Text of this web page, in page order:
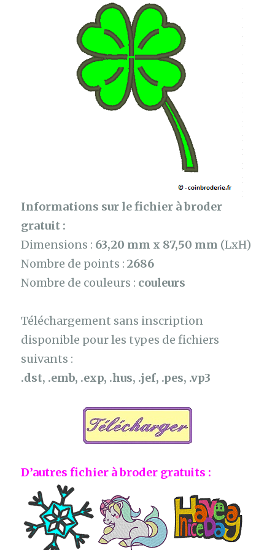
Informations sur le fichier à broder
gratuit :
Dimensions : 63,20 mm x 87,50 mm (LxH)
Nombre de points :2686
Nombre de couleurs : couleurs
Téléchargement sans inscription
disponible pour les types de fichiers
suivants :
.dst, .emb, .exp, .hus, .jef, .pes, .vp3
D’autres fichier à broder gratuits :